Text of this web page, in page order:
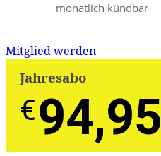
monatlich kündbar
Mitglied werden
Jahresabo
€94,95